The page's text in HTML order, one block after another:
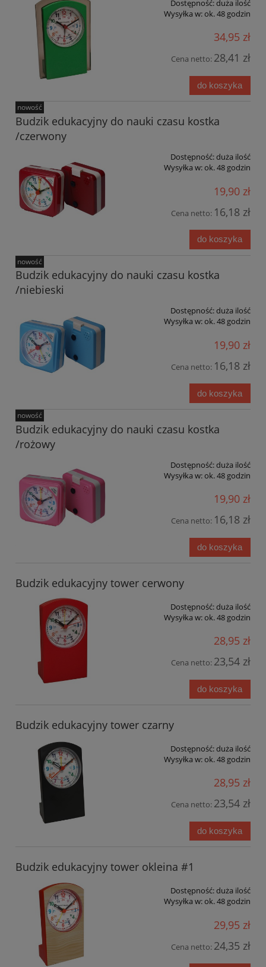
Dostępność:duża ilość
Wysyłka w:ok. 48 godzin
34,95 zł
Cena netto: 28,41 zł
do koszyka
Budzik edukacyjny do nauki czasu kostka
/czerwony
Dostępność:duża ilość
Wysyłka w:ok. 48 godzin
19,90 zł
Cena netto: 16,18 zł
do koszyka
nowość
Budzik edukacyjny do nauki czasu kostka
/niebieski
Dostępność:duża ilość
Wysyłka w:ok. 48 godzin
19,90 zł
Cena netto: 16,18 zł
do koszyka
nowość
Budzik edukacyjny do nauki czasu kostka
/rożowy
Dostępność:duża ilość
Wysyłka w:ok. 48 godzin
19,90 zł
Cena netto: 16,18 zł
do koszyka
nowość
Budzik edukacyjny tower cerwony
Dostępność:duża ilość
Wysyłka w:ok. 48 godzin
28,95 zł
Cena netto: 23,54 zł
do koszyka
Budzik edukacyjny tower czarny
Dostępność:duża ilość
Wysyłka w:ok. 48 godzin
28,95 zł
Cena netto: 23,54 zł
do koszyka
Budzik edukacyjny tower okleina #1
Dostępność:duża ilość
Wysyłka w:ok. 48 godzin
29,95 zł
Cena netto: 24,35 zł